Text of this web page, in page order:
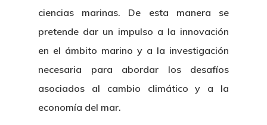
ciencias marinas. De esta manera se
pretende dar un impulso a la innovación
en el ámbito marino y a la investigación
necesaria para abordar los desafíos
asociados al cambio climático y a la
economía del mar.